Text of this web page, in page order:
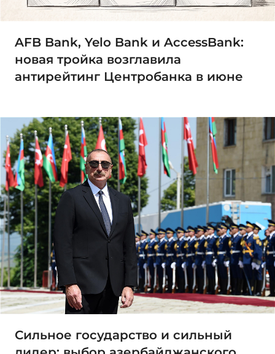
AFB Bank, Yelo Bank и AccessBank:
новая тройка возглавила
антирейтинг Центробанка в июне
Сильное государство и сильный